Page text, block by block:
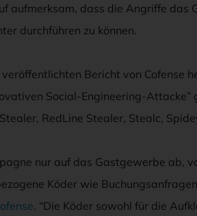
aufmerksam, dass die Angriffe das
durchführen zu können.
Bericht von Cofense
Social-Engineering-
RedLine Stealer, Stealc,
nur auf das Gastgewerbe ab,
Köder wie
. “Die Köder sowohl für die